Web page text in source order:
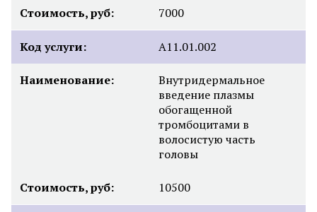
Стоимость, руб: 7000
Код услуги: А11.01.002
Наименование:
Внутридермальное
введение плазмы
обогащенной
тромбоцитами в
волосистую часть
головы
Стоимость, руб: 10500